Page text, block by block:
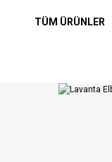
TÜM ÜRÜNLER